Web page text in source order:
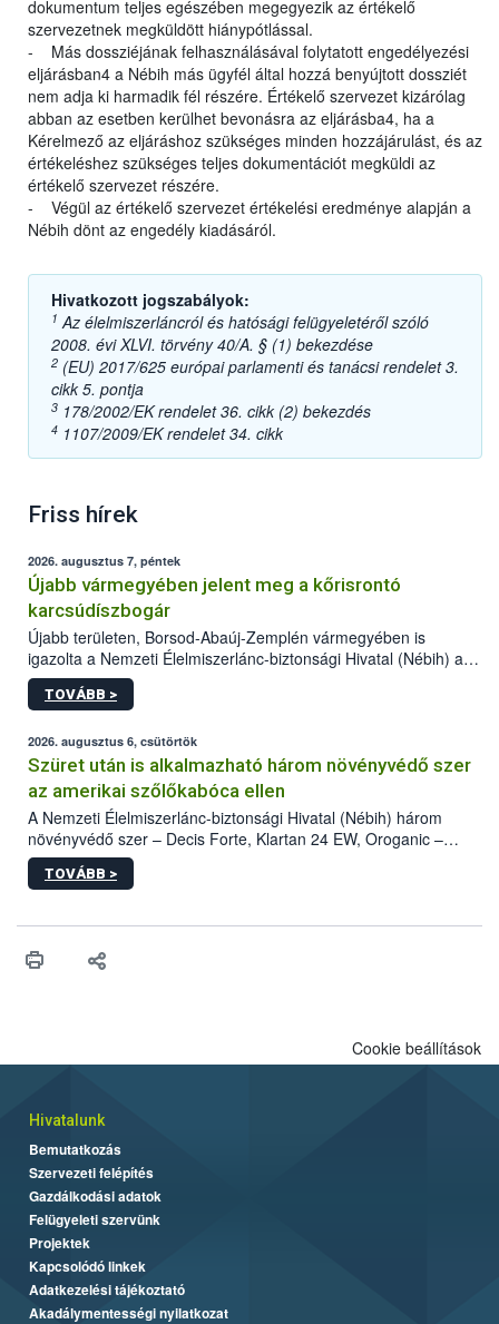
dokumentum teljes egészében megegyezik az értékelő
szervezetnek megküldött hiánypótlással.
- Más dossziéjának felhasználásával folytatott engedélyezési
eljárásban4 a Nébih más ügyfél által hozzá benyújtott dossziét
nem adja ki harmadik fél részére. Értékelő szervezet kizárólag
abban az esetben kerülhet bevonásra az eljárásba4, ha a
Kérelmező az eljáráshoz szükséges minden hozzájárulást, és az
értékeléshez szükséges teljes dokumentációt megküldi az
értékelő szervezet részére.
- Végül az értékelő szervezet értékelési eredménye alapján a
Nébih dönt az engedély kiadásáról.
Hivatkozott jogszabályok:
1 Az élelmiszerláncról és hatósági felügyeletéről szóló
2008. évi XLVI. törvény 40/A. § (1) bekezdése
2 (EU) 2017/625 európai parlamenti és tanácsi rendelet 3.
cikk 5. pontja
3 178/2002/EK rendelet 36. cikk (2) bekezdés
4 1107/2009/EK rendelet 34. cikk
Friss hírek
2026. augusztus 7, péntek
Újabb vármegyében jelent meg a kőrisrontó
karcsúdíszbogár
Újabb területen, Borsod-Abaúj-Zemplén vármegyében is
igazolta a Nemzeti Élelmiszerlánc-biztonsági Hivatal (Nébih) a
kőrisrontó karcsúdíszbogár (Agrilus planipennis) jelenlétét. A
kártevőt nem csak színcsapdában találták meg, de már fertőzött
az intenzív felderítést, emellett az intézkedéseket a szlovák
hatósággal is összehangolják a terjedés megállítása érdekében.
TOVÁBB >
2026. augusztus 6, csütörtök
Szüret után is alkalmazható három növényvédő szer
az amerikai szőlőkabóca ellen
A Nemzeti Élelmiszerlánc-biztonsági Hivatal (Nébih) három
növényvédő szer – Decis Forte, Klartan 24 EW, Oroganic –
engedélyokiratát módosította, így azok a szüretet követően,
egészen a vesszőérettség (BBCH 91) stádiumáig
érésű szőlőkben is legyen lehetőség a károsító elleni további
felhasználók számára is elérhető és ökológiai termesztésben is
TOVÁBB >
Cookie beállítások
Hivatalunk
Bemutatkozás
Szervezeti felépítés
Gazdálkodási adatok
Felügyeleti szervünk
Projektek
Kapcsolódó linkek
Adatkezelési tájékoztató
Akadálymentességi nyilatkozat